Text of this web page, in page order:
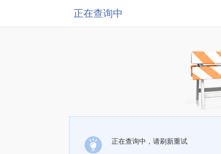
正在查询中
正在查询中，请刷新重试